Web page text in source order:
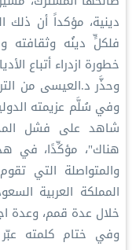
دينية، مؤكداً أن ذلك
فلكلٍّ دينُه
خطورة ازدراء أتباع
وحذَّر د.العيسى من
وفي سُلَّم عزيمته
شاهد على فشل
هناك"، مؤكِّدًا، في
والمتواصلة التي
المملكة العربية
خلال عدة قمم، وعدة
وفي ختام كلمته عبّر